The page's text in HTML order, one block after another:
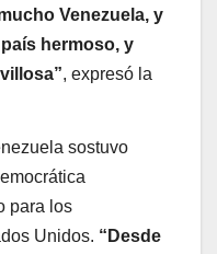
Venezuela, y
hermoso, y
, expresó la
sostuvo
para los
Unidos. “Desde